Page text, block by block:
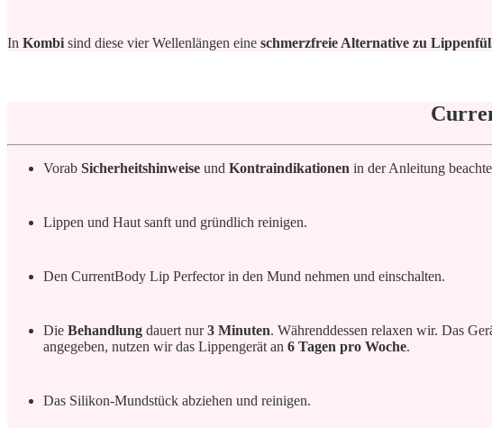
In Kombi sind diese vier Wellenlängen eine schmerzfreie Alternative zu
Vorab Sicherheitshinweise und Kontraindikationen in der Anleitung
Lippen und Haut sanft und gründlich reinigen.
Den CurrentBody Lip Perfector in den Mund nehmen und einschalten.
Die Behandlung dauert nur3 Minuten. Währenddessen relaxen wir. Das
angegeben, nutzen wir das Lippengerät an 6 Tagen pro Woche.
Das Silikon-Mundstück abziehen und reinigen.